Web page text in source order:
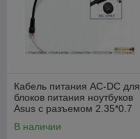
Кабель питания AC-DC для
блоков питания ноутбуков
Asus с разъемом 2.35*0.7
В наличии